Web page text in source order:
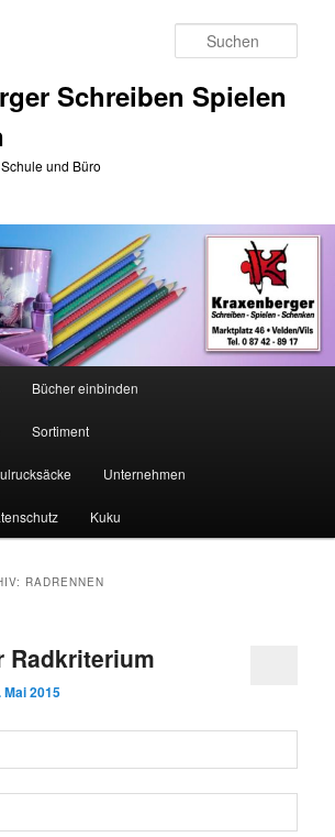
Schreiben Spielen
und Büro
Bücher einbinden
Sortiment
Unternehmen
Kuku
RADRENNEN
Radkriterium
Mai 2015